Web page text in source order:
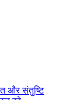
और संतुष्टि